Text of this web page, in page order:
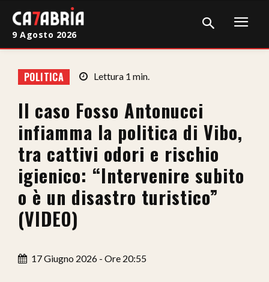
Cronaca
Giudiziaria
Politica
Sport
Attualità
Sanità
Economia
9 Agosto 2026
POLITICA Lettura 1 min.
Il caso Fosso Antonucci
infiamma la politica di Vibo,
tra cattivi odori e rischio
igienico: “Intervenire subito
o è un disastro turistico”
(VIDEO)
17 Giugno 2026 - Ore 20:55